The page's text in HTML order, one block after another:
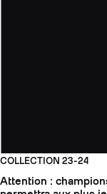
COLLECTION 23-24
Attention :